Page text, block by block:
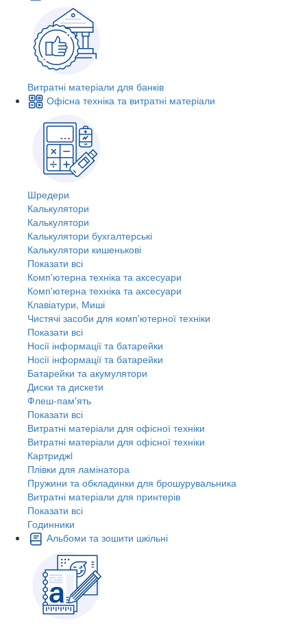
Витратні матеріали для банків
Офісна техніка та витратні матеріали
Шредери
Калькулятори
Калькулятори
Калькулятори бухгалтерські
Калькулятори кишенькові
Показати всі
Комп'ютерна техніка та аксесуари
Комп'ютерна техніка та аксесуари
Клавіатури, Миші
Чистячі засоби для комп'ютерної техніки
Показати всі
Носії інформації та батарейки
Носії інформації та батарейки
Батарейки та акумулятори
Диски та дискети
Флеш-пам'ять
Показати всі
Витратні матеріали для офісної техніки
Витратні матеріали для офісної техніки
Картриджi
Плівки для ламінатора
Пружини та обкладинки для брошурувальника
Витратні матеріали для принтерів
Показати всі
Годинники
Альбоми та зошити шкільні